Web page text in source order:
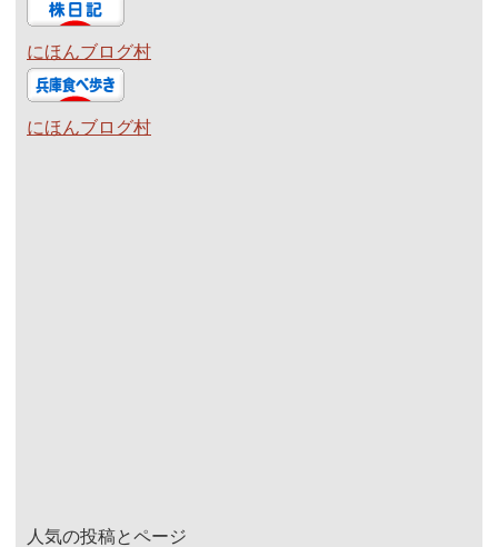
にほんブログ村
にほんブログ村
人気の投稿とページ